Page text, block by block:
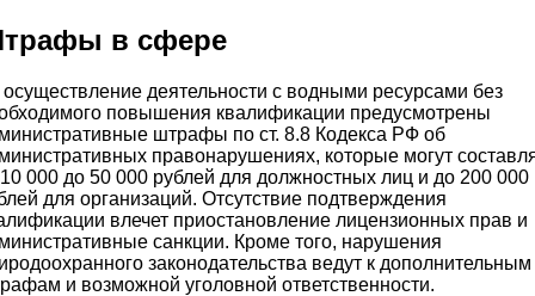
в сфере
деятельности с водными ресурсами без
повышения квалификации предусмотрены
штрафы по ст. 8.8 Кодекса РФ об
правонарушениях, которые могут
000 до 50 000 рублей для должностных лиц и до 200 000
для организаций. Отсутствие подтверждения
влечет приостановление лицензионных прав и
санкции. Кроме того, нарушения
законодательства ведут к дополнительным
и возможной уголовной ответственности.